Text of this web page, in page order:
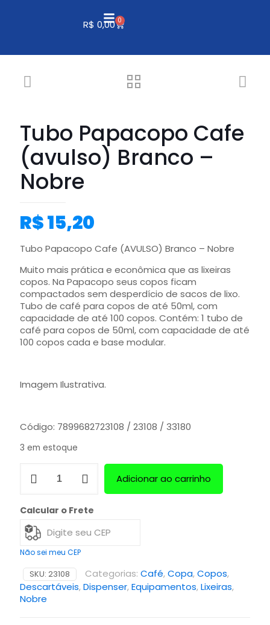
R$ 0,00 0
Tubo Papacopo Cafe
(avulso) Branco –
Nobre
R$15,20
Tubo Papacopo Cafe (AVULSO) Branco – Nobre
Muito mais prática e econômica que as lixeiras
copos. Na Papacopo seus copos ficam
compactados sem desperdício de sacos de lixo.
Tubo de café para copos de até 50ml, com
capacidade de até 100 copos. Contém: 1 tubo de
café para copos de 50ml, com capacidade de até
100 copos cada e base modular.
Imagem Ilustrativa.
Código: 7899682723108 / 23108 / 33180
3 em estoque
Adicionar ao carrinho
Calcular o Frete
Não sei meu CEP
SKU: 23108 Categorias: Café,Copa,Copos,
Descartáveis,Dispenser,Equipamentos,Lixeiras,
Nobre